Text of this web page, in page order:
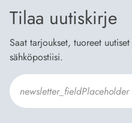
Tilaa uutiskirje
Saat tarjoukset, tuoreet
sähköpostiisi.